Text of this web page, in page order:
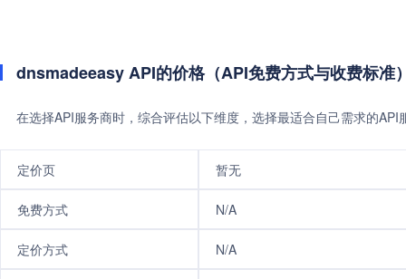
dnsmadeeasy API的价格（API免费方式与收费标准
在选择API服务商时，综合评估以下维度，选择最适合自己需求的
定价页 暂无
免费方式 N/A
定价方式 N/A